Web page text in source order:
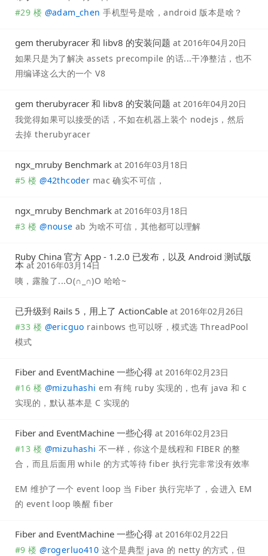
#29 楼 @adam_chen 手机型号是啥，android 版本是啥？
gem therubyracer 和 libv8 的安装问题 at 2016年04月20日
如果只是为了解决 assets precompile 的话...干净整洁，也不
用编译这么大的一个 V8
gem therubyracer 和 libv8 的安装问题 at 2016年04月20日
我觉得如果可以接受的话，不如在机器上装个 nodejs，然后
去掉 therubyracer
ngx_mruby Benchmark at 2016年03月18日
#5 楼 @42thcoder mac 确实不可信，
ngx_mruby Benchmark at 2016年03月18日
#3 楼 @nouse ab 为啥不可信，其他都可以理解
Ruby China 官方 App - 1.2.0 已发布，以及 Android 测试版
本 at 2016年03月14日
咦，露脸了...O(∩_∩)O 哈哈~
已升级到 Rails 5，用上了 ActionCable at 2016年02月26日
#33 楼 @ericguo rainbows 也可以呀，模式选 ThreadPool
模式
Fiber and EventMachine 一些心得 at 2016年02月23日
#16 楼 @mizuhashi em 有纯 ruby 实现的，也有 java 和 c
实现的，默认基本是 C 实现的
Fiber and EventMachine 一些心得 at 2016年02月23日
#13 楼 @mizuhashi 不一样，你这个是线程和 FIBER 的整
合，而且后面用 while 的方式等待 fiber 执行完非常没有效率
EM 维护了一个 event loop 当 Fiber 执行完毕了，会进入 EM
的 event loop 唤醒 fiber
Fiber and EventMachine 一些心得 at 2016年02月22日
#9 楼 @rogerluo410 这个是典型 java 的 netty 的方式，但